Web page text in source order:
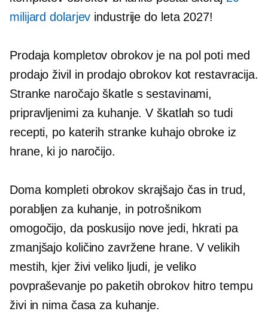
milijard dolarjev industrije do leta 2027!
Prodaja kompletov obrokov je na pol poti med
prodajo živil in prodajo obrokov kot restavracija.
Stranke naročajo škatle s sestavinami,
pripravljenimi za kuhanje. V škatlah so tudi
recepti, po katerih stranke kuhajo obroke iz
hrane, ki jo naročijo.
Domakompleti obrokov skrajšajo čas in trud,
porabljen za kuhanje, in potrošnikom
omogočijo, da poskusijo nove jedi, hkrati pa
zmanjšajo količino zavržene hrane. V velikih
mestih, kjer živi veliko ljudi, je veliko
povpraševanje po paketih obrokov hitro tempu
živi in ​​nima časa za kuhanje.